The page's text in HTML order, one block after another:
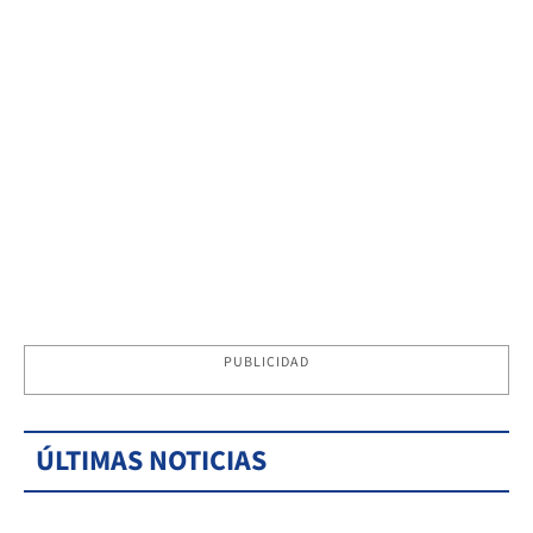
PUBLICIDAD
ÚLTIMAS NOTICIAS